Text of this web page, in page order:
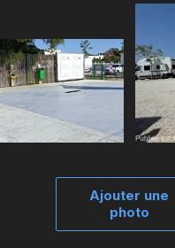
Ajouter une
photo